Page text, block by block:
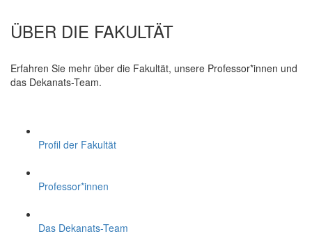
ÜBER DIE FAKULTÄT
Erfahren Sie mehr über die Fakultät, unsere Professor*innen und
das Dekanats-Team.
Profil der Fakultät
Professor*innen
Das Dekanats-Team